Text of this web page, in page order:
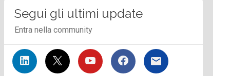
Segui gli ultimi update
Entra nella community